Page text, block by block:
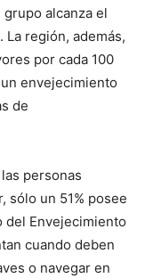
alcanza el
La región, además,
por cada 100
envejecimiento
de
personas
sólo un 51% posee
del Envejecimiento
cuando deben
o navegar en